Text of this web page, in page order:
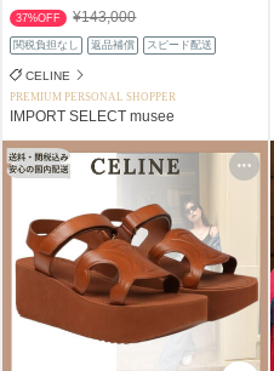
37%OFF ¥143,000
関税負担なし 返品補償 スピード配送
CELINE
PREMIUM PERSONAL SHOPPER
IMPORT SELECT musee